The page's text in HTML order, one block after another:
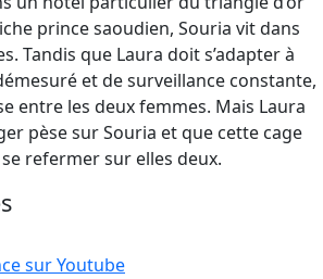
prince saoudien, Souria vit dans
Tandis que Laura doit s’adapter à
et de surveillance constante,
entre les deux femmes. Mais Laura
pèse sur Souria et que cette cage
refermer sur elles deux.
sur Youtube